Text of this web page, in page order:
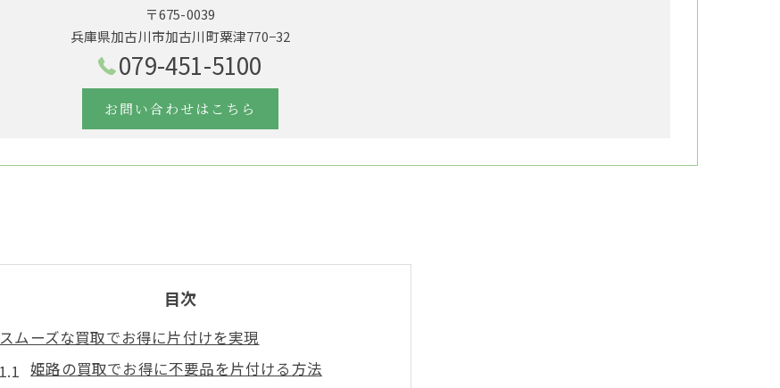
〒675-0039
兵庫県加古川市加古川町粟津770−32
079-451-5100
お問い合わせはこちら
目次
スムーズな買取でお得に片付けを実現
姫路の買取でお得に不要品を片付ける方法